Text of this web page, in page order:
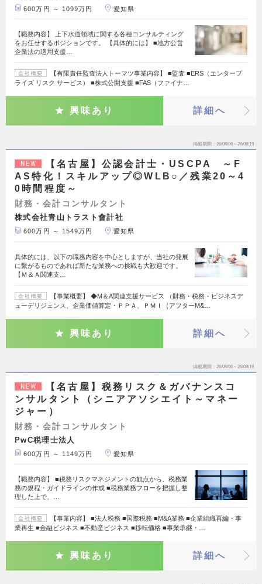
600万円 ～ 1099万円 愛知県
【職務内容】 上下水道領域に関する各種コンサルティング
をお任せするポジションです。 【具体的には】 ■地方公営
企業法の適用支援…
会社概要
【有限責任監査法人トーマツ事業内容】 ■監査 ■ERS（エンタープ
ライズ リスク サービス） ■株式公開支援 ■FAS（ファイナ…
興味あり 詳細へ
掲載期間 26/08/06～26/08/19
NEW
【名古屋】公認会計士・USCPA ～F
AS特化！スキルアップ◎WLB○／残業20～4
0時間程度～
財務・会計コンサルタント
株式会社青山トラスト會計社
600万円 ～ 1549万円 愛知県
具体的には、以下の職務内容を中心としますが、当社の発展
に繋がるものであれば新たな業務への挑戦も大歓迎です。
【Ｍ＆Ａ関連支…
会社概要
【事業概要】 ◆M＆A関連支援サービス （財務・税務・ビジネスデ
ューデリジェンス、企業価値算定・ＰＰＡ、ＰＭＩ（アフターM&…
興味あり 詳細へ
掲載期間 26/08/06～26/08/19
NEW
【名古屋】税務リスク＆ガバナンスコ
ンサルタント（シニアアソシエイト～マネー
ジャー）
財務・会計コンサルタント
PwC税理士法人
600万円 ～ 1149万円 愛知県
【職務内容】 ■税務リスクマネジメントの観点から、税務業
務の規程・ガイドラインの作成 ■税務業務フローを把握し整
理した上で、…
会社概要
【事業内容】 ■法人税務 ■国際税務 ■M&A業務 ■企業組織再編・事
業再生 ■金融ビジネス ■不動産ビジネス ■移転価格 ■事業承継・…
興味あり 詳細へ